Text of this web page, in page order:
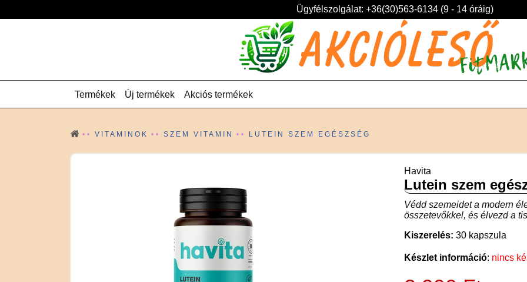
Ügyfélszolgálat: +36(30)563-6134 (9 - 14 óráig)
Termékek Új termékek Akciós termékek
VITAMINOK SZEM VITAMIN LUTEIN SZEM EGÉSZSÉG
Havita
Lutein szem
Védd szemeidet a modern
összetevőkkel, és élvezd a
Kiszerelés: 30 kapszula
Készlet információ: nincs